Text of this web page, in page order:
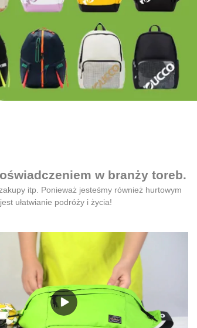
w branży toreb.
itp. Ponieważ jesteśmy również hurtowym
ułatwianie podróży i życia!